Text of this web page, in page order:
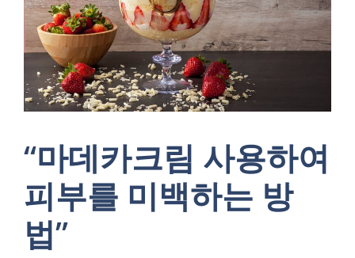
“마데카크림 사용하여
피부를 미백하는 방
법”